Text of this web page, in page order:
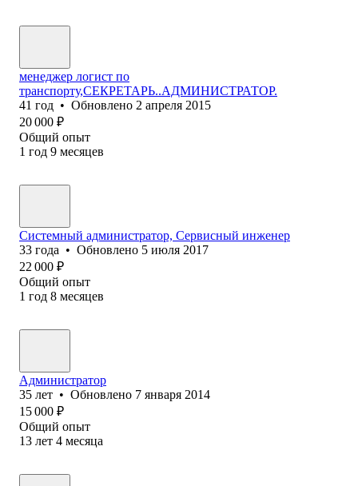
менеджер логист по
транспорту,СЕКРЕТАРЬ..АДМИНИСТРАТОР.
41 год • Обновлено 2 апреля 2015
20 000 ₽
Общий опыт
1 год 9 месяцев
Системный администратор, Сервисный инженер
33 года • Обновлено 5 июля 2017
22 000 ₽
Общий опыт
1 год 8 месяцев
Администратор
35 лет • Обновлено 7 января 2014
15 000 ₽
Общий опыт
13 лет 4 месяца